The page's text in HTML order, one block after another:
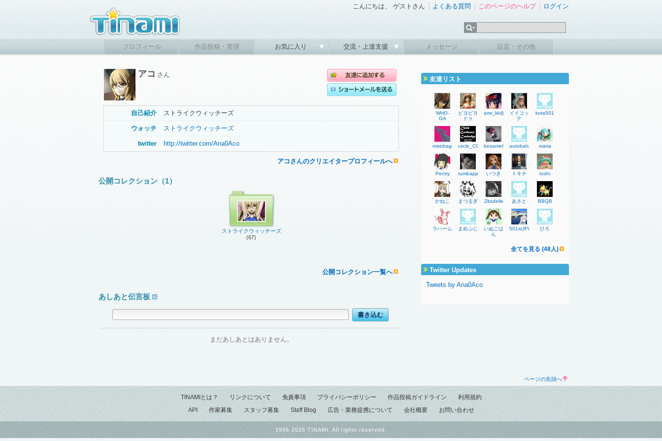
こんにちは、 ゲストさん よくある質問 このページのヘルプ ログイン
プロフィール 作品投稿・管理 お気に入り 交流・上達支援 メッセージ 設定・その他
アコ さん
自己紹介 ストライクウィッチーズ
ウォッチ ストライクウィッチーズ
twitter http://twitter.com/Ana0Aco
アコさんのクリエイタープロフィールへ
公開コレクション（1）
ストライクウィッチーズ
(67)
公開コレクション一覧へ
あしあと伝言板
まだあしあとはありません。
友達リスト
WHO-
GA
ピヨピヨ
ドゥ
amr_kk@yahoo.
イイコッ
テ
kota501
mistdragon circle_CGC besame674autobahncopmaria
Pectry rumbappa いつき トキチ toshi
かねこ まつるぎ Zitadelle あさと BBQB
ラハーム まめぷじ
いぬごは
ん
501stJFW_14ryひろ
全てを見る (48人)
Twitter Updates
Tweets by Ana0Aco
ページの先頭へ
TINAMIとは？ リンクについて 免責事項 プライバシーポリシー 作品投稿ガイドライン
利用規約
API
作家募集 スタッフ募集 Staff Blog 広告・業務提携について 会社概要 お問い合わせ
1996-2026 TINAMI. All rights reserved.